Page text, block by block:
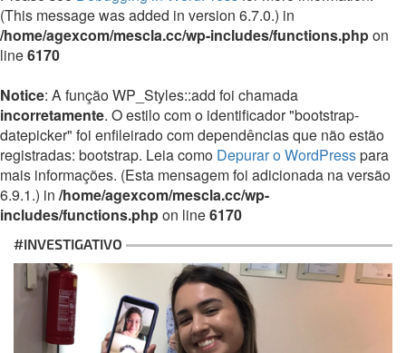
(This message was added in version 6.7.0.) in
/home/agexcom/mescla.cc/wp-includes/functions.phpon
line6170
Notice: A função WP_Styles::add foi chamada
incorretamente. O estilo com o identificador "bootstrap-
datepicker" foi enfileirado com dependências que não estão
registradas: bootstrap. Leia como Depurar o WordPresspara
mais informações. (Esta mensagem foi adicionada na versão
6.9.1.) in /home/agexcom/mescla.cc/wp-
includes/functions.phpon line6170
#INVESTIGATIVO